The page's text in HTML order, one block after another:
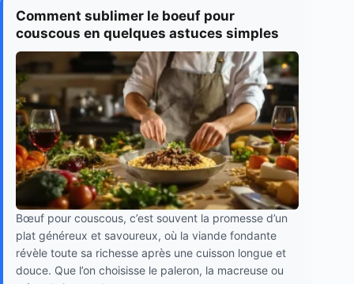
Comment sublimer le boeuf pour
couscous en quelques astuces simples
Bœuf pour couscous, c’est souvent la promesse d’un
plat généreux et savoureux, où la viande fondante
révèle toute sa richesse après une cuisson longue et
douce. Que l’on choisisse le paleron, la macreuse ou